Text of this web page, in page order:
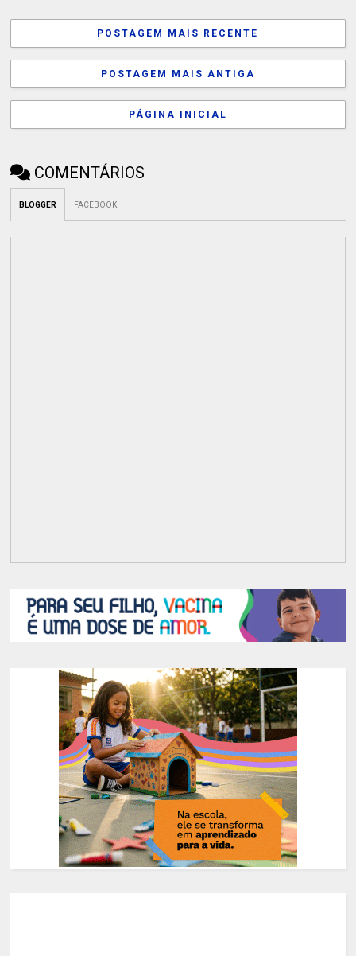
POSTAGEM MAIS RECENTE
POSTAGEM MAIS ANTIGA
PÁGINA INICIAL
COMENTÁRIOS
BLOGGER FACEBOOK